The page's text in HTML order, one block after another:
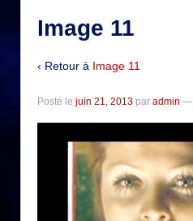
Image 11
‹ Retour à Image 11
Posté le juin 21, 2013 par admin —